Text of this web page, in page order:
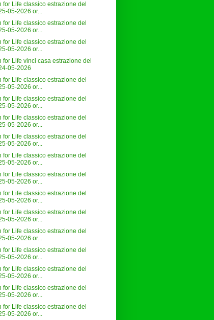
for Life classico estrazione del
05-2026 or...
for Life classico estrazione del
05-2026 or...
for Life classico estrazione del
05-2026 or...
for Life vinci casa estrazione del
05-2026
for Life classico estrazione del
05-2026 or...
for Life classico estrazione del
05-2026 or...
for Life classico estrazione del
05-2026 or...
for Life classico estrazione del
05-2026 or...
for Life classico estrazione del
05-2026 or...
for Life classico estrazione del
05-2026 or...
for Life classico estrazione del
05-2026 or...
for Life classico estrazione del
05-2026 or...
for Life classico estrazione del
05-2026 or...
for Life classico estrazione del
05-2026 or...
for Life classico estrazione del
05-2026 or...
for Life classico estrazione del
05-2026 or...
for Life classico estrazione del
05-2026 or...